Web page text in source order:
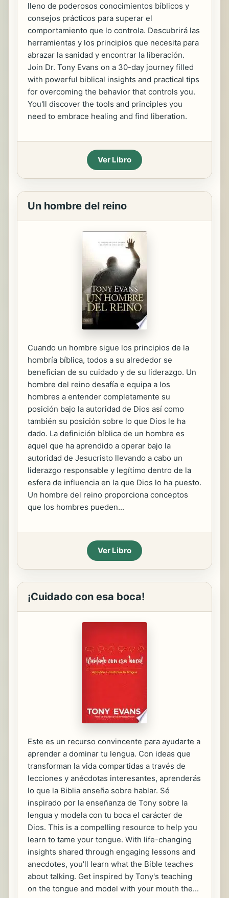
lleno de poderosos conocimientos bíblicos y
consejos prácticos para superar el
comportamiento que lo controla. Descubrirá las
herramientas y los principios que necesita para
abrazar la sanidad y encontrar la liberación.
Join Dr. Tony Evans on a 30-day journey filled
with powerful biblical insights and practical tips
for overcoming the behavior that controls you.
You'll discover the tools and principles you
need to embrace healing and find liberation.
Ver Libro
Un hombre del reino
Cuando un hombre sigue los principios de la
hombría bíblica, todos a su alrededor se
benefician de su cuidado y de su liderazgo. Un
hombre del reino desafía e equipa a los
hombres a entender completamente su
posición bajo la autoridad de Dios así como
también su posición sobre lo que Dios le ha
dado. La definición bíblica de un hombre es
aquel que ha aprendido a operar bajo la
autoridad de Jesucristo llevando a cabo un
liderazgo responsable y legítimo dentro de la
esfera de influencia en la que Dios lo ha puesto.
Un hombre del reino proporciona conceptos
que los hombres pueden...
Ver Libro
¡Cuidado con esa boca!
Este es un recurso convincente para ayudarte a
aprender a dominar tu lengua. Con ideas que
transforman la vida compartidas a través de
lecciones y anécdotas interesantes, aprenderás
lo que la Biblia enseña sobre hablar. Sé
inspirado por la enseñanza de Tony sobre la
lengua y modela con tu boca el carácter de
Dios. This is a compelling resource to help you
learn to tame your tongue. With life-changing
insights shared through engaging lessons and
anecdotes, you'll learn what the Bible teaches
about talking. Get inspired by Tony's teaching
on the tongue and model with your mouth the...